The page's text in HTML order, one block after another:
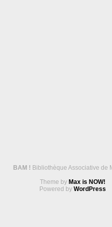
BAM ! Bibliothèque Associative de
Theme by Max is NOW!
Powered by WordPress